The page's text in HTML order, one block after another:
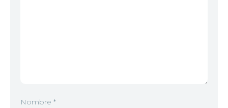
Nombre *